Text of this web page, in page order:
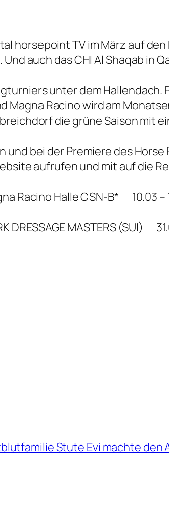
horsepoint TV im März auf den
auch das CHI Al Shaqab in
unter dem Hallendach.
Magna Racino wird am
die grüne Saison mit
bei der Premiere des Horse
aufrufen und mit auf die
Racino Halle CSN-B* 10.03 –
DRESSAGE MASTERS (SUI)
Stute Evi machte den